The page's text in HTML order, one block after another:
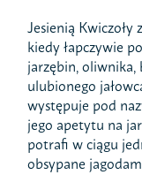
Jesienią Kwiczoły
kiedy łapczywie
jarzębin, oliwnika,
ulubionego
występuje pod
jego apetytu na
potrafi w ciągu
obsypane